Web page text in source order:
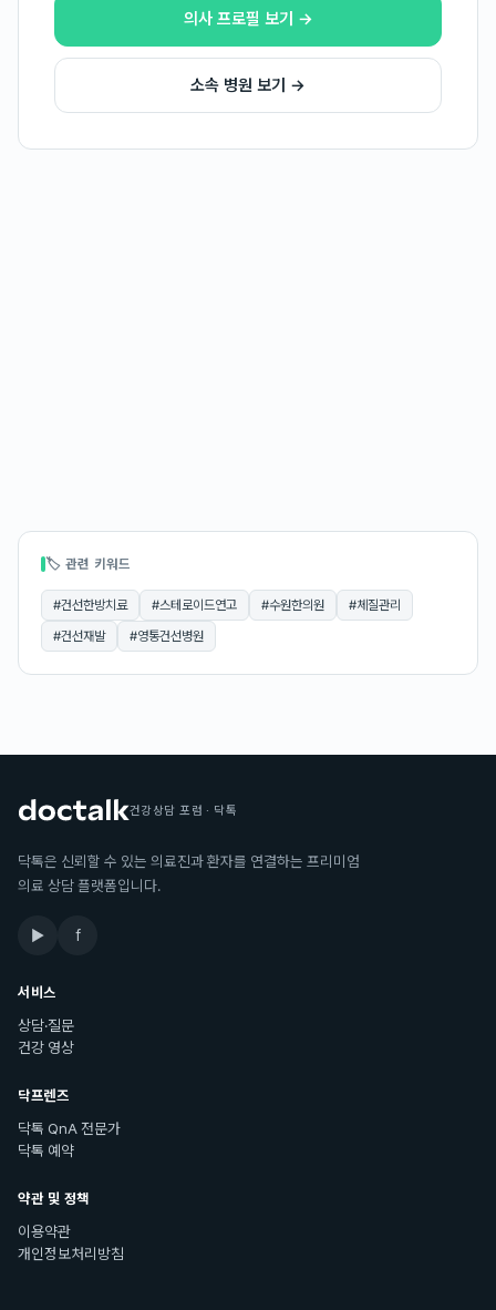
의사 프로필 보기 →
소속 병원 보기 →
🏷 관련 키워드
#건선한방치료 #스테로이드연고 #수원한의원 #체질관리
#건선재발 #영통건선병원
건강상담 포럼 · 닥톡
닥톡은 신뢰할 수 있는 의료진과 환자를 연결하는 프리미엄
의료 상담 플랫폼입니다.
▶ f
서비스
상담·질문
건강 영상
닥프렌즈
닥톡 QnA 전문가
닥톡 예약
약관 및 정책
이용약관
개인정보처리방침